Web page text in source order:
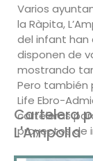
Varios
la Ràpita,
del infant han
disponen de
mostrando
Pero también
Life Ebro-
carteleras
proyectos de
Cartelera
L'Ampolla